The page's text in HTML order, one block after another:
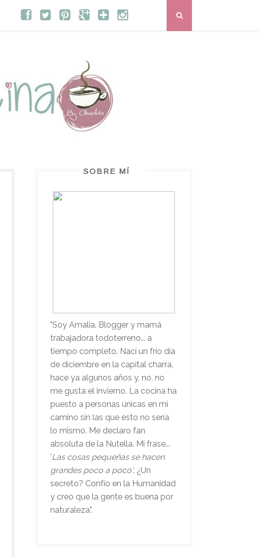
SOBRE MÍ
"Soy Amalia. Blogger y mamá
trabajadora todoterreno... a
tiempo completo. Nací un frío día
de diciembre en la capital charra,
hace ya algunos años y, no, no
me gusta el invierno. La cocina ha
puesto a personas únicas en mi
camino sin las que esto no sería
lo mismo. Me declaro fan
absoluta de la Nutella. Mi frase...
'Las cosas pequeñas se hacen
grandes poco a poco'. ¿Un
secreto? Confío en la Humanidad
y creo que la gente es buena por
naturaleza".